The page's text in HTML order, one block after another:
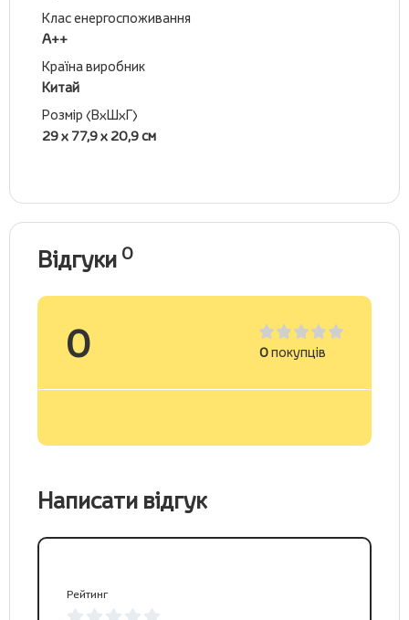
Клас енергоспоживання
А++
Країна виробник
Китай
Розмір (ВхШхГ)
29 х 77,9 х 20,9 см
Відгуки 0
0 0покупців
Написати відгук
Рейтинг